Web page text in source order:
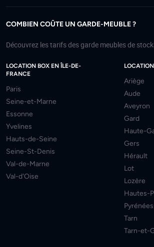
COMBIEN COÛTE UN GARDE-MEUBLE ?
Découvrez les tarifs des garde meubles de
LOCATION BOX EN ÎLE-DE-
FRANCE
Paris
Seine-et-Marne
Essonne
Yvelines
Hauts-de-Seine
Seine-St-Denis
Val-de-Marne
Val-d'Oise
Ariège
Aude
Aveyron
Gard
Haute-
Gers
Hérault
Lot
Lozère
Hautes-
Tarn
Tarn-et-